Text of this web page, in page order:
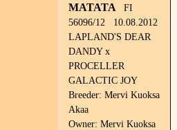
MATATA
FI
56096/12 10.08.2012
LAPLAND'S DEAR
DANDY x
PROCELLER
GALACTIC JOY
Breeder: Mervi Kuoksa
Akaa
Owner: Mervi Kuoksa